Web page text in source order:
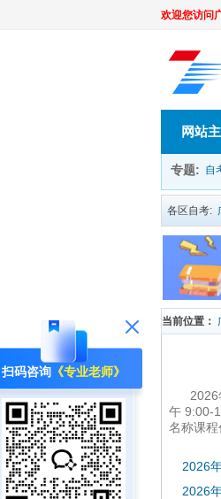
扫码咨询 《专业老师》
欢迎您访问
网站
专题: 自
各区自考:
当前位置：
午 9:00-
名称课程
2026
2026